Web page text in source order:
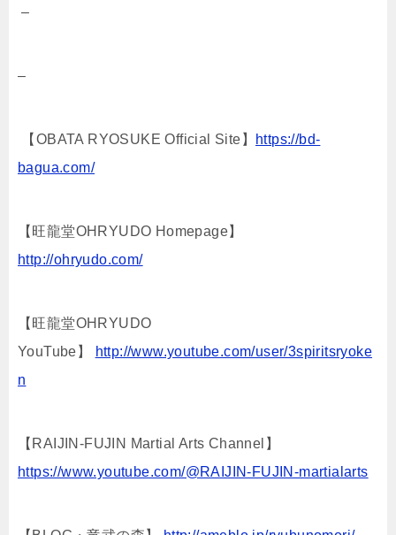
–
–
【OBATA RYOSUKE Official Site】
https://bd-
bagua.com/
【旺龍堂OHRYUDO Homepage】
http://ohryudo.com/
【旺龍堂OHRYUDO
YouTube】
http://www.youtube.com/user/3spiritsryoke
n
【RAIJIN-FUJIN Martial Arts Channel】
https://www.youtube.com/@RAIJIN-FUJIN-martialarts